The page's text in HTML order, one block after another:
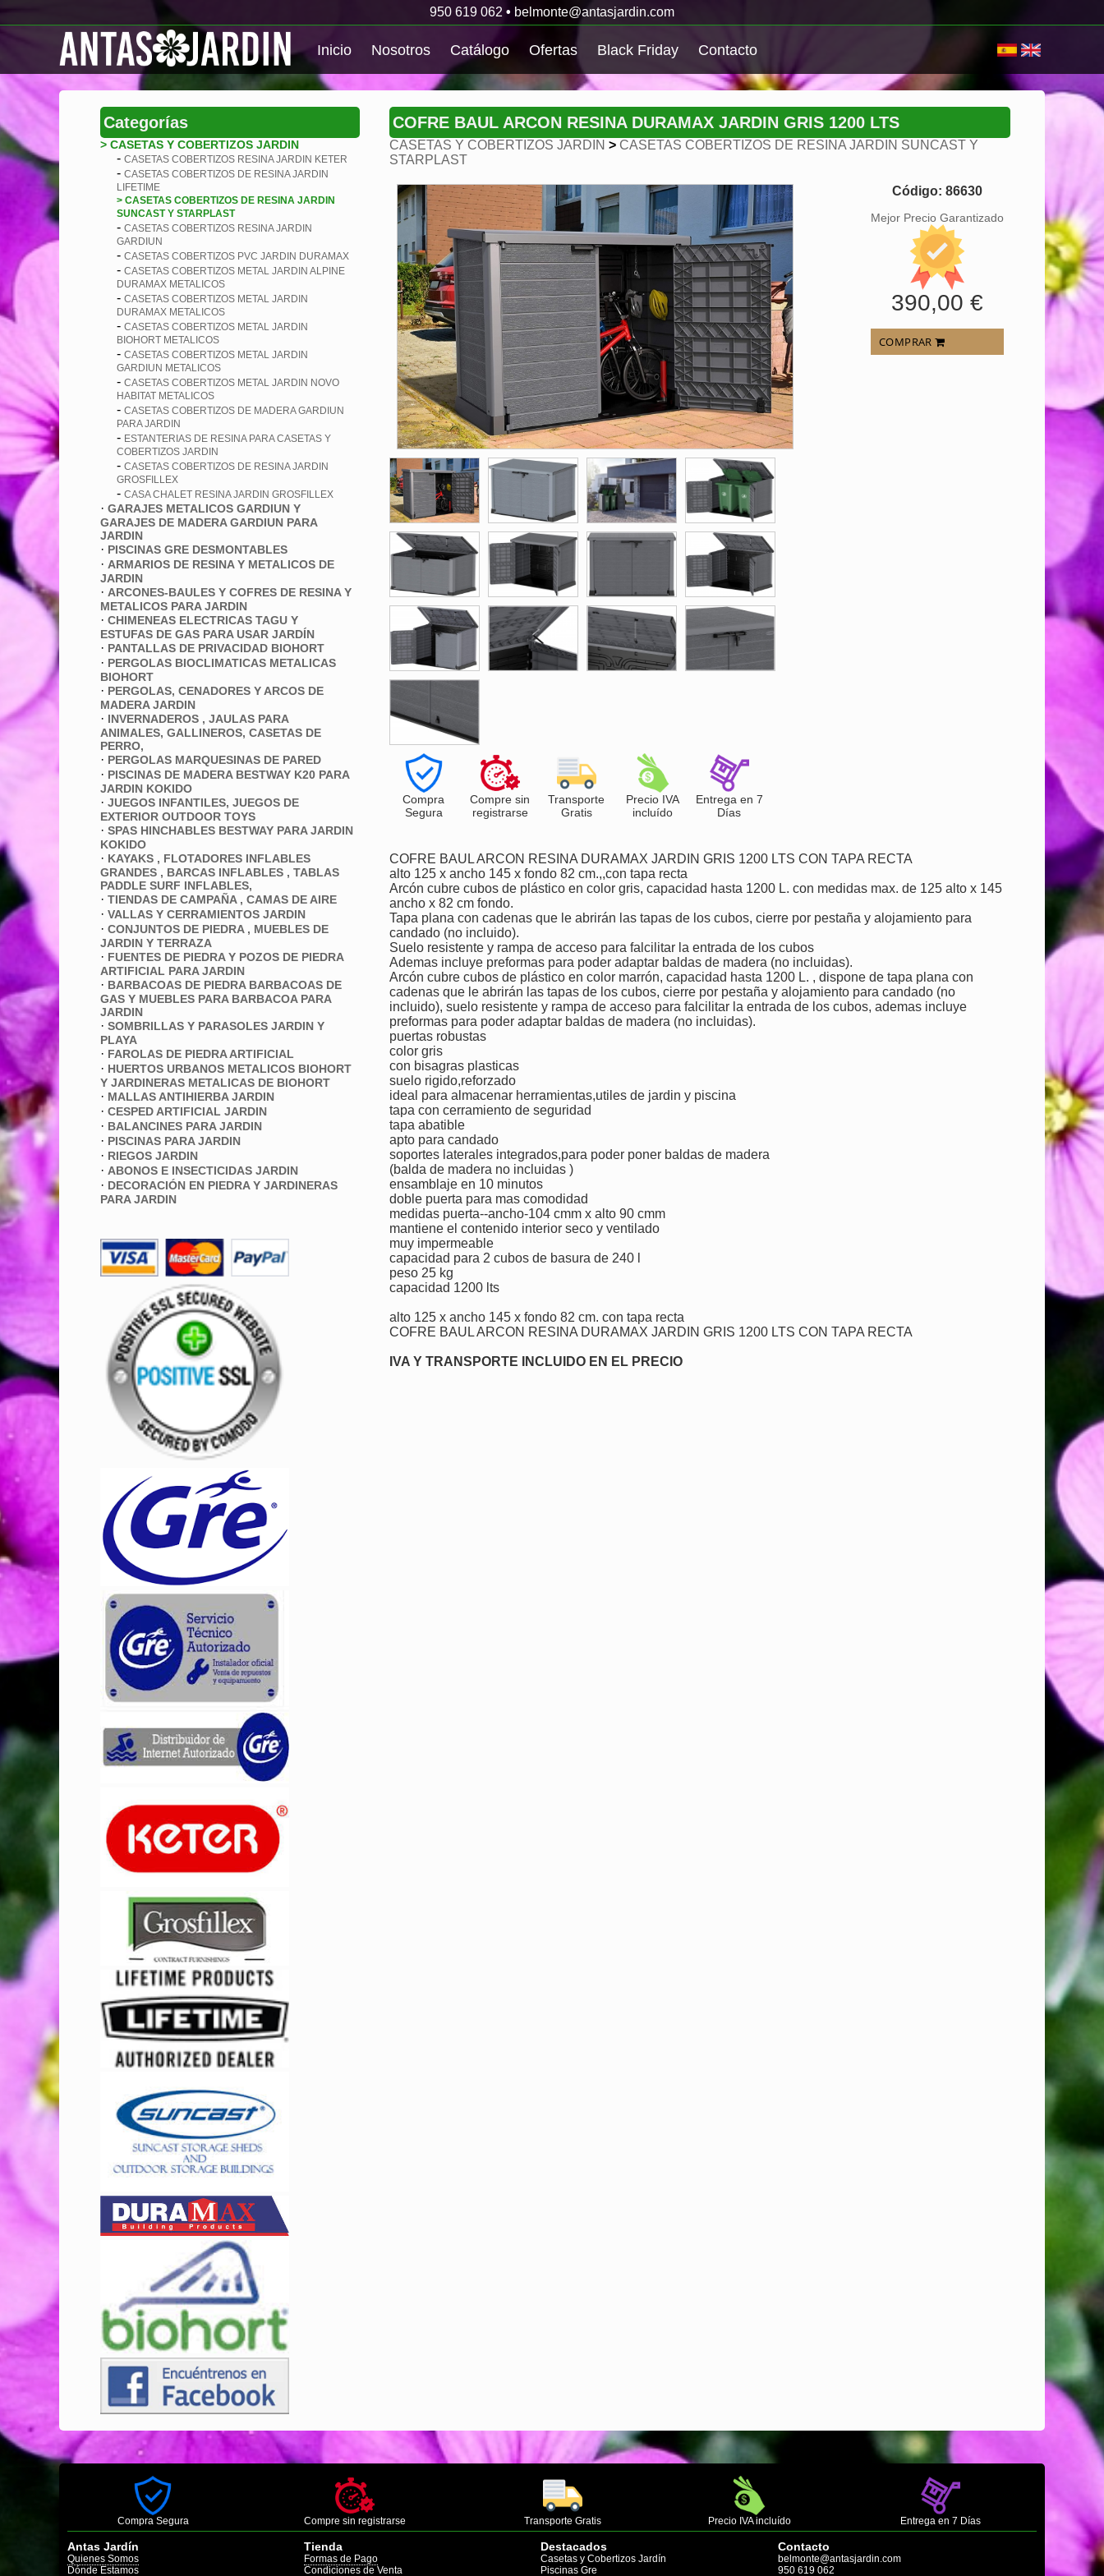
950 619 062 • belmonte@antasjardin.com
Inicio Nosotros Catálogo Ofertas Black Friday Contacto
Categorías
> CASETAS Y COBERTIZOS JARDIN
- CASETAS COBERTIZOS RESINA JARDIN KETER
- CASETAS COBERTIZOS DE RESINA JARDIN
LIFETIME
> CASETAS COBERTIZOS DE RESINA JARDIN
SUNCAST Y STARPLAST
- CASETAS COBERTIZOS RESINA JARDIN
GARDIUN
- CASETAS COBERTIZOS PVC JARDIN DURAMAX
- CASETAS COBERTIZOS METAL JARDIN ALPINE
DURAMAX METALICOS
- CASETAS COBERTIZOS METAL JARDIN
DURAMAX METALICOS
- CASETAS COBERTIZOS METAL JARDIN
BIOHORT METALICOS
- CASETAS COBERTIZOS METAL JARDIN
GARDIUN METALICOS
- CASETAS COBERTIZOS METAL JARDIN NOVO
HABITAT METALICOS
- CASETAS COBERTIZOS DE MADERA GARDIUN
PARA JARDIN
- ESTANTERIAS DE RESINA PARA CASETAS Y
COBERTIZOS JARDIN
- CASETAS COBERTIZOS DE RESINA JARDIN
GROSFILLEX
- CASA CHALET RESINA JARDIN GROSFILLEX
· GARAJES METALICOS GARDIUN Y
GARAJES DE MADERA GARDIUN PARA
JARDIN
· PISCINAS GRE DESMONTABLES
· ARMARIOS DE RESINA Y METALICOS DE
JARDIN
· ARCONES-BAULES Y COFRES DE RESINA Y
METALICOS PARA JARDIN
· CHIMENEAS ELECTRICAS TAGU Y
ESTUFAS DE GAS PARA USAR JARDÍN
· PANTALLAS DE PRIVACIDAD BIOHORT
· PERGOLAS BIOCLIMATICAS METALICAS
BIOHORT
· PERGOLAS, CENADORES Y ARCOS DE
MADERA JARDIN
· INVERNADEROS , JAULAS PARA
ANIMALES, GALLINEROS, CASETAS DE
PERRO,
· PERGOLAS MARQUESINAS DE PARED
· PISCINAS DE MADERA BESTWAY K20 PARA
JARDIN KOKIDO
· JUEGOS INFANTILES, JUEGOS DE
EXTERIOR OUTDOOR TOYS
· SPAS HINCHABLES BESTWAY PARA JARDIN
KOKIDO
· KAYAKS , FLOTADORES INFLABLES
GRANDES , BARCAS INFLABLES , TABLAS
PADDLE SURF INFLABLES,
· TIENDAS DE CAMPAÑA , CAMAS DE AIRE
· VALLAS Y CERRAMIENTOS JARDIN
· CONJUNTOS DE PIEDRA , MUEBLES DE
JARDIN Y TERRAZA
· FUENTES DE PIEDRA Y POZOS DE PIEDRA
ARTIFICIAL PARA JARDIN
· BARBACOAS DE PIEDRA BARBACOAS DE
GAS Y MUEBLES PARA BARBACOA PARA
JARDIN
· SOMBRILLAS Y PARASOLES JARDIN Y
PLAYA
· FAROLAS DE PIEDRA ARTIFICIAL
· HUERTOS URBANOS METALICOS BIOHORT
Y JARDINERAS METALICAS DE BIOHORT
· MALLAS ANTIHIERBA JARDIN
· CESPED ARTIFICIAL JARDIN
· BALANCINES PARA JARDIN
· PISCINAS PARA JARDIN
· RIEGOS JARDIN
· ABONOS E INSECTICIDAS JARDIN
· DECORACIÓN EN PIEDRA Y JARDINERAS
PARA JARDIN
COFRE BAUL ARCON RESINA DURAMAX JARDIN GRIS 1200 LTS
CASETAS Y COBERTIZOS JARDIN > CASETAS COBERTIZOS DE RESINA JARDIN SUNCAST Y
STARPLAST
Compra
Segura
Compre sin
registrarse
Transporte
Gratis
Precio IVA
incluído
Entrega en 7
Días
Código: 86630
Mejor Precio Garantizado
390,00 €
COMPRAR
COFRE BAUL ARCON RESINA DURAMAX JARDIN GRIS 1200 LTS CON TAPA RECTA
alto 125 x ancho 145 x fondo 82 cm.,,con tapa recta
Arcón cubre cubos de plástico en color gris, capacidad hasta 1200 L. con medidas max. de 125 alto x 145
ancho x 82 cm fondo.
Tapa plana con cadenas que le abrirán las tapas de los cubos, cierre por pestaña y alojamiento para
candado (no incluido).
Suelo resistente y rampa de acceso para falcilitar la entrada de los cubos
Ademas incluye preformas para poder adaptar baldas de madera (no incluidas).
Arcón cubre cubos de plástico en color marrón, capacidad hasta 1200 L. , dispone de tapa plana con
cadenas que le abrirán las tapas de los cubos, cierre por pestaña y alojamiento para candado (no
incluido), suelo resistente y rampa de acceso para falcilitar la entrada de los cubos, ademas incluye
preformas para poder adaptar baldas de madera (no incluidas).
puertas robustas
color gris
con bisagras plasticas
suelo rigido,reforzado
ideal para almacenar herramientas,utiles de jardin y piscina
tapa con cerramiento de seguridad
tapa abatible
apto para candado
soportes laterales integrados,para poder poner baldas de madera
(balda de madera no incluidas )
ensamblaje en 10 minutos
doble puerta para mas comodidad
medidas puerta--ancho-104 cmm x alto 90 cmm
mantiene el contenido interior seco y ventilado
muy impermeable
capacidad para 2 cubos de basura de 240 l
peso 25 kg
capacidad 1200 lts
alto 125 x ancho 145 x fondo 82 cm. con tapa recta
COFRE BAUL ARCON RESINA DURAMAX JARDIN GRIS 1200 LTS CON TAPA RECTA
IVA Y TRANSPORTE INCLUIDO EN EL PRECIO
Compra Segura Compre sin registrarse Transporte Gratis Precio IVA incluído Entrega en 7 Días
Antas Jardín
Quienes Somos
Dónde Estamos
Tienda
Formas de Pago
Condiciones de Venta
Destacados
Casetas y Cobertizos Jardín
Piscinas Gre
Contacto
belmonte@antasjardin.com
950 619 062